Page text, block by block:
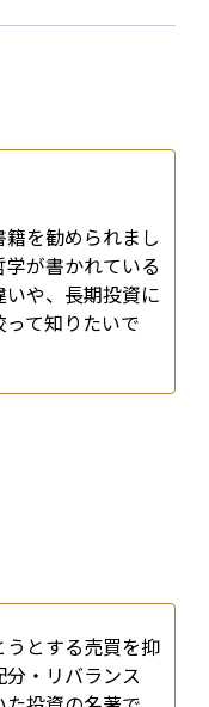
籍を勧められまし
が書かれている
や、長期投資に
て知りたいで
うとする売買を抑
・リバランス